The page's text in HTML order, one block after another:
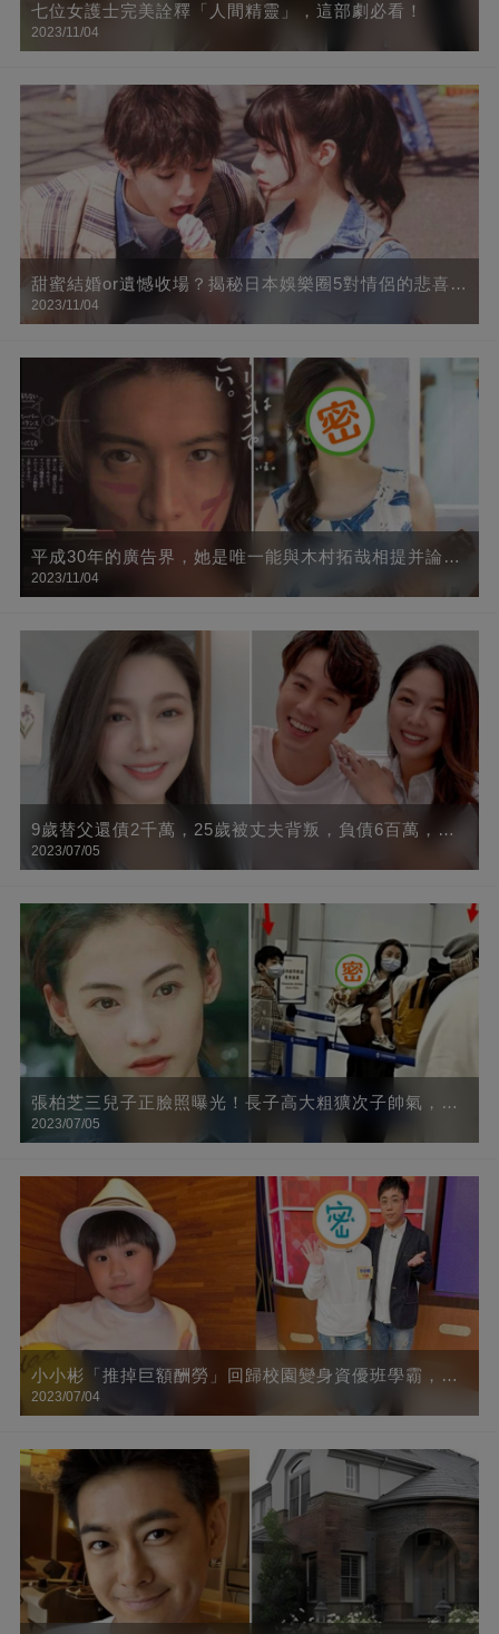
七位女護士完美詮釋「人間精靈」，這部劇必看！
2023/11/04
甜蜜結婚or遺憾收場？揭秘日本娛樂圈5對情侶的悲喜人
生
2023/11/04
平成30年的廣告界，她是唯一能與木村拓哉相提并論的
人
2023/11/04
9歲替父還債2千萬，25歲被丈夫背叛，負債6百萬，今
終遇良人，網贊：否極泰來
2023/07/05
張柏芝三兒子正臉照曝光！長子高大粗獷次子帥氣，小
兒子「混血臉」太像她
2023/07/05
小小彬「推掉巨額酬勞」回歸校園變身資優班學霸，10
年後近照曝光，肉臉全消「成小鮮肉帥哥」網友直呼：
2023/07/04